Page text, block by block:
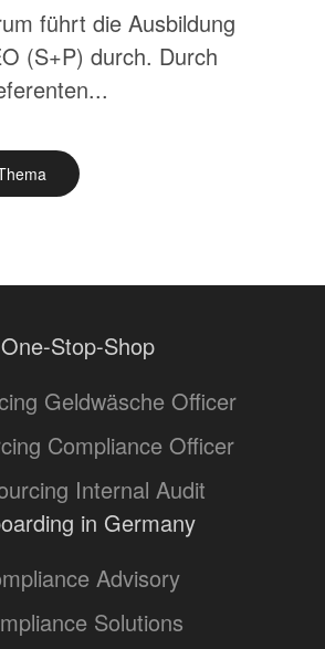
führt die Ausbildung
(S+P) durch. Durch
One-Stop-Shop
Geldwäsche Officer
Compliance Officer
Internal Audit
in Germany
Advisory
Solutions